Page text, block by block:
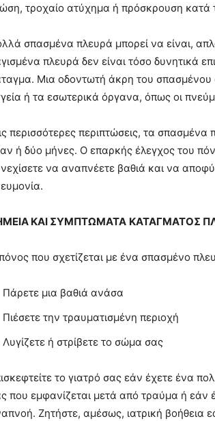
τροχαίο ατύχημα ή πρόσκρουση κατά
σπασμένα πλευρά μπορεί να είναι,
πλευρά δεν είναι τόσο δυνητικά
Μια οδοντωτή άκρη του σπασμένου
ή τα εσωτερικά όργανα, όπως οι
περισσότερες περιπτώσεις, τα
ή δύο μήνες. Ο επαρκής έλεγχος του
να αναπνέετε βαθιά και να
ΚΑΙ ΣΥΜΠΤΩΜΑΤΑ ΚΑΤΑΓΜΑΤΟΣ
που σχετίζεται με ένα σπασμένο
Πάρετε μια βαθιά ανάσα
Πιέσετε την τραυματισμένη περιοχή
Λυγίζετε ή στρίβετε το σώμα σας
το γιατρό σας εάν έχετε ένα
που εμφανίζεται μετά από τραύμα ή εάν
Ζητήστε, αμέσως, ιατρική βοήθεια